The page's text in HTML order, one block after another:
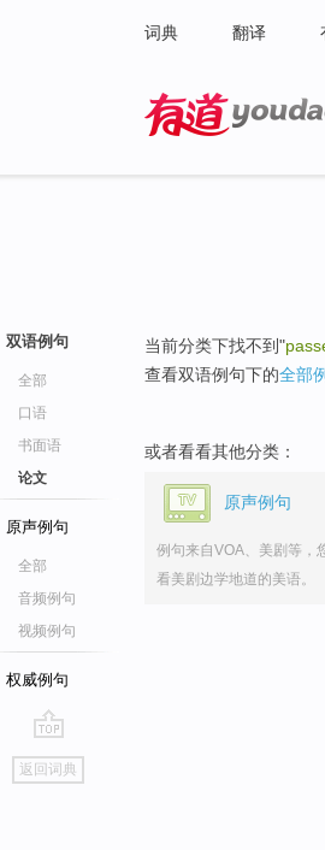
词典 翻译
双语例句
全部
口语
书面语
论文
原声例句
全部
音频例句
视频例句
权威例句
go
top
返回词典
当前分类下找不到"
查看双语例句下的全部
或者看看其他分类：
原声例句
例句来自VOA、美剧等，
看美剧边学地道的美语。